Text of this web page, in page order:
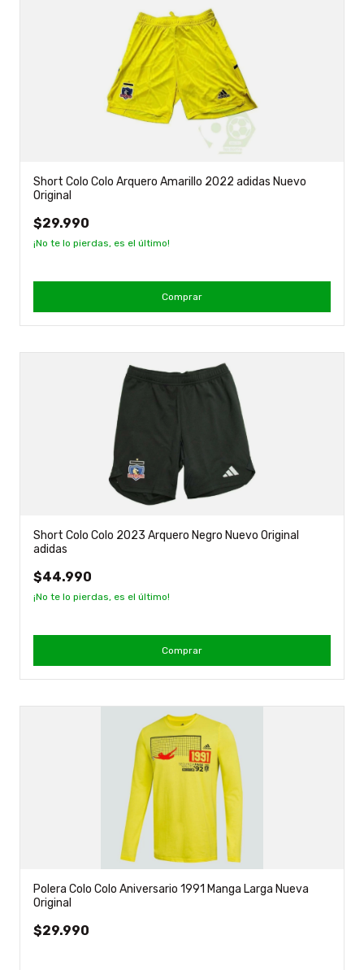
Short Colo Colo Arquero Amarillo 2022 adidas Nuevo
Original
$29.990
¡No te lo pierdas, es el último!
Comprar
Short Colo Colo 2023 Arquero Negro Nuevo Original
adidas
$44.990
¡No te lo pierdas, es el último!
Comprar
Polera Colo Colo Aniversario 1991 Manga Larga Nueva
Original
$29.990